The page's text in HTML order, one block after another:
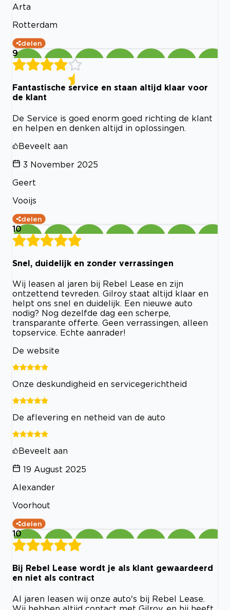
Arta
Rotterdam
delen
9
Fantastische service en staan altijd klaar voor
de klant
De Service is goed enorm goed richting de klant
en helpen en denken altijd in oplossingen.
Beveelt aan
3 November 2025
Geert
Vooijs
delen
10
Snel, duidelijk en zonder verrassingen
Wij leasen al jaren bij Rebel Lease en zijn
ontzettend tevreden. Gilroy staat altijd klaar en
helpt ons snel en duidelijk. Een nieuwe auto
nodig? Nog dezelfde dag een scherpe,
transparante offerte. Geen verrassingen, alleen
topservice. Echte aanrader!
De website
Onze deskundigheid en servicegerichtheid
De aflevering en netheid van de auto
Beveelt aan
19 August 2025
Alexander
Voorhout
delen
10
Bij Rebel Lease wordt je als klant gewaardeerd
en niet als contract
Al jaren leasen wij onze auto's bij Rebel Lease.